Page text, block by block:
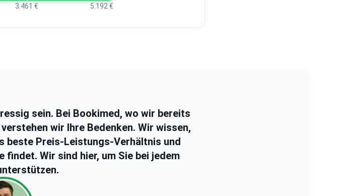
3.461 € 5.192 €
sein. Bei Bookimed, wo wir bereits
verstehen wir Ihre Bedenken. Wir wissen,
beste Preis-Leistungs-Verhältnis und
Wir sind hier, um Sie bei jedem